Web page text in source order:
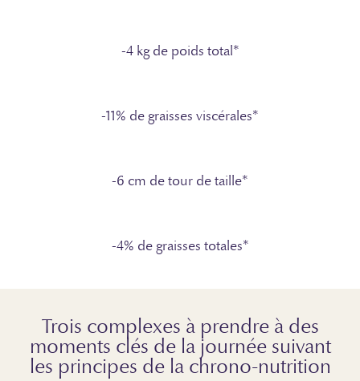
-4 kg de poids total*
-11% de graisses viscérales*
-6 cm de tour de taille*
-4% de graisses totales*
Trois complexes à prendre à des
moments clés de la journée suivant
les principes de la chrono-nutrition